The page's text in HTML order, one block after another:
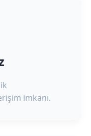
imkanı.